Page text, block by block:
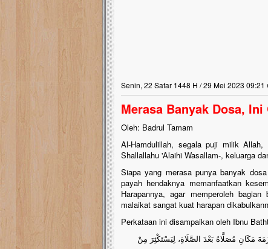
Senin, 22 Safar 1448 H / 29 Mei 2023 09:21
Merasa Banyak Dosa,
Oleh: Badrul Tamam
Al-Hamdulillah, segala puji milik
Shallallahu 'Alaihi Wasallam-, keluarga
Siapa yang merasa punya banyak
payah hendaknya memanfaatkan
Harapannya, agar memperoleh
malaikat sangat kuat harapan
Perkataan ini disampaikan oleh Ibnu
مَكَانِ مُصَلَّاهُ بَعْدَ الصَّلَاةِ، لِيَسْتَكْثِرَ مِنْ